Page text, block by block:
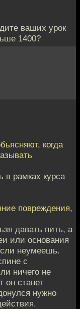
ваших урок
1400?
когда
в рамках курса
повреждения,
давать пить, а
или основания
неумеешь.
с
ничего не
он станет
нужно